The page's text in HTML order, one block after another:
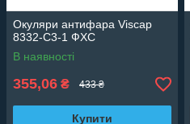
Окуляри антифара Viscap
8332-C3-1 ФХС
В наявності
355,06 ₴ 433 ₴
Купити